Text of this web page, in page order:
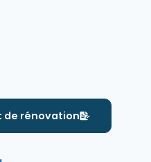
de rénovation